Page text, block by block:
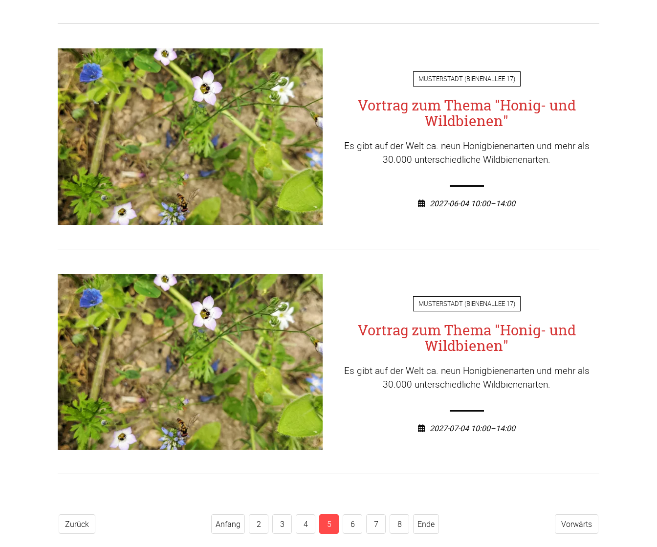
MUSTERSTADT(BIENENALLEE 17)
Vortrag zum Thema "Honig- und
Wildbienen"
Es gibt auf der Welt ca. neun Honigbienenarten und mehr als
30.000 unterschiedliche Wildbienenarten.
2027-06-04 10:00–14:00
MUSTERSTADT(BIENENALLEE 17)
Vortrag zum Thema "Honig- und
Wildbienen"
Es gibt auf der Welt ca. neun Honigbienenarten und mehr als
30.000 unterschiedliche Wildbienenarten.
2027-07-04 10:00–14:00
Zurück Vorwärts
Anfang 2 3 4 5 6 7 8 Ende